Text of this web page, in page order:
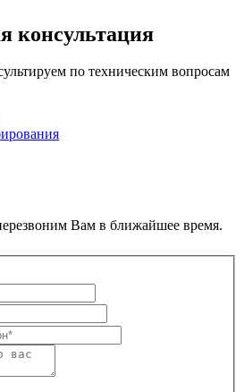
консультация
по техническим вопросам
Вам в ближайшее время.